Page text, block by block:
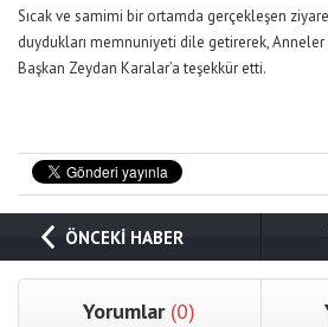
Sıcak ve samimi bir ortamda gerçekleşen
duydukları memnuniyeti dile getirerek, Anneler
Başkan Zeydan Karalar’a teşekkür etti.
ÖNCEKİ HABER
Yorumlar (0)